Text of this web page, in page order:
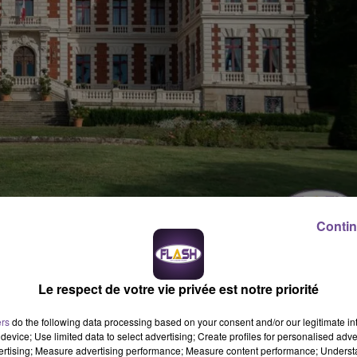
été prise par l'Etat ce mercredi 15 janvier 2025, et a été publiée
Desplanques, 44 ans, arrivé en Corrèze en août 2022, cédera
BERTON ARRIVE
Le respect de votre vie privée est notre priorité
do the following data processing based on your consent and/or our legitimate
Use limited data to select advertising; Create profiles for personalised
Measure advertising performance; Measure content performance;